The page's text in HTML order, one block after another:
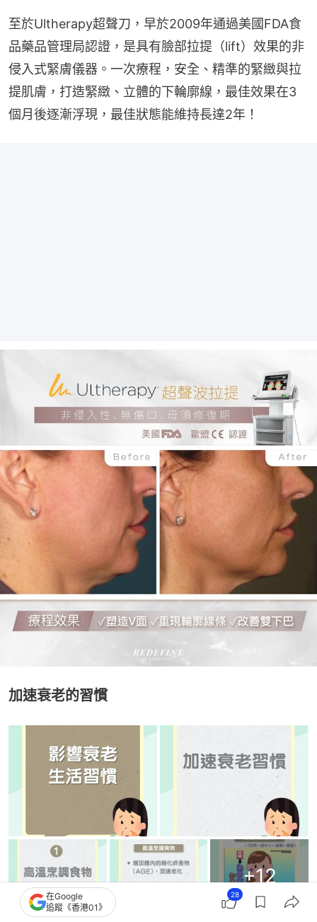
至於Ultherapy超聲刀，早於2009年通過美國FDA食
品藥品管理局認證，是具有臉部拉提（lift）效果的非
侵入式緊膚儀器。一次療程，安全、精準的緊緻與拉
提肌膚，打造緊緻、立體的下輪廓線，最佳效果在3
個月後逐漸浮現，最佳狀態能維持長達2年！
加速衰老的習慣
+12
在Google
追蹤《香港01》
28